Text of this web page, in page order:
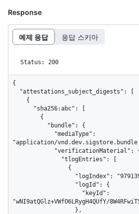
Response
예제 응답 응답 스키마
Status: 200
{
  "attestations_subject_digests": [
    {
      "sha256:abc": [
        {
          "bundle": {
            "mediaType": "application/vnd.dev.sigstore.bundle.v0.3+json",
            "verificationMaterial": {
              "tlogEntries": [
                {
                  "logIndex": "97913980",
                  "logId": {
                    "keyId": "wNI9atQGlz+VWfO6LRygH4QUfY/8W4RFwiT5i5WRgB0="
                  },
                  "kindVersion": {
                    "kind": "dsse",
                    "version": "0.0.1"
                  },
                  "integratedTime": "1716998992",
                  "inclusionPromise": {
                    "signedEntryTimestamp": "MEYCIQCeEsQAy+qXtULkh52wbnHrkt2R2JQ05P9STK/xmdpQ2AIhANiG5Gw6cQiMnwvUz1+9UKtG/vlC8dduq07wsFOViwSL"
                  },
                  "inclusionProof": {
                    "logIndex": "93750549",
                    "rootHash": "KgKiXoOl8rM5d4y6Xlbm2QLftvj/FYvTs6z7dJlNO60=",
                    "treeSize": "93750551",
                    "hashes": [
                      "8LI21mzwxnUSo0fuZeFsUrz2ujZ4QAL+oGeTG+5toZg=",
                      "nCb369rcIytNhGwWoqBv+eV49X3ZKpo/HJGKm9V+dck=",
                      "hnNQ9mUdSwYCfdV21pd87NucrdRRNZATowlaRR1hJ4A=",
                      "MBhhK33vlD4Tq/JKgAaXUI4VjmosWKe6+7RNpQ2ncNM=",
                      "XKWUE3stvGV1OHsIGiCGfn047Ok6uD4mFkh7BaicaEc=",
                      "Tgve40VPFfuei+0nhupdGpfPPR+hPpZjxgTiDT8WNoY=",
                      "wV+S/7tLtYGzkLaSb6UDqexNyhMvumHK/RpTNvEZuLU=",
                      "uwaWufty6sn6XqO1Tb9M3Vz6sBKPu0HT36mStxJNd7s=",
                      "jUfeMOXQP0XF1JAnCEETVbfRKMUwCzrVUzYi8vnDMVs=",
                      "xQKjzJAwwdlQG/YUYBKPXxbCmhMYKo1wnv+6vDuKWhQ=",
                      "cX3Agx+hP66t1ZLbX/yHbfjU46/3m/VAmWyG/fhxAVc=",
                      "sjohk/3DQIfXTgf/5XpwtdF7yNbrf8YykOMHr1CyBYQ=",
                      "98enzMaC+x5oCMvIZQA5z8vu2apDMCFvE/935NfuPw8="
                    ],
                    "checkpoint": {
                      "envelope": "rekor.sigstore.dev - 2605736670972794746\\n93750551\\nKgKiXoOl8rM5d4y6Xlbm2QLftvj/FYvTs6z7dJlNO60=\\n\\n— rekor.sigstore.dev wNI9ajBEAiBkLzdjY8A9HReU7rmtjwZ+JpSuYtEr9SmvSwUIW7FBjgIgKo+vhkW3tqc+gc8fw9gza3xLoncA8a+MTaJYCaLGA9c=\\n"
                    }
                  },
                  "canonicalizedBody": "eyJhcGlWZXJzaW9uIjoiMC4wLjEiLCJraW5kIjoiZHNzZSIsInNwZWMiOnsiZW52ZWxvcGVIYXNoIjp7ImFsZ29yaXRobSI6InNoYTI1NiIsInZhbHVlIjoiM2I1YzkwNDk5MGFiYzE4NjI1ZWE3Njg4MzE1OGEwZmI4MTEwMjM4MGJkNjQwZjI5OWJlMzYwZWVkOTMxNjYwYiJ9LCJwYXlsb2FkSGFzaCI6eyJhbGdvcml0aG0iOiJzaGEyNTYiLCJ2YWx1ZSI6IjM4ZGNlZDJjMzE1MGU2OTQxMDViYjZiNDNjYjY3NzBiZTYzZDdhNGM4NjNiMTc2YTkwMmU1MGQ5ZTAyN2ZiMjMifSwic2lnbmF0dXJlcyI6W3sic2lnbmF0dXJlIjoiTUVRQ0lFR0lHQW03Z1pWTExwc3JQY2puZEVqaXVjdEUyL2M5K2o5S0d2YXp6M3JsQWlBZDZPMTZUNWhrelJNM0liUlB6bSt4VDQwbU5RWnhlZmQ3bGFEUDZ4MlhMUT09IiwidmVyaWZpZXIiOiJMUzB0TFMxQ1JVZEpUaUJEUlZKVVNVWkpRMEZVUlMwdExTMHRDazFKU1VkcVZFTkRRbWhUWjBGM1NVSkJaMGxWVjFsNGNVdHpjazFUTTFOMmJEVkphalZQUkdaQ1owMUtUeTlKZDBObldVbExiMXBKZW1vd1JVRjNUWGNLVG5wRlZrMUNUVWRCTVZWRlEyaE5UV015Ykc1ak0xSjJZMjFWZFZwSFZqSk5ValIzU0VGWlJGWlJVVVJGZUZaNllWZGtlbVJIT1hsYVV6RndZbTVTYkFwamJURnNXa2RzYUdSSFZYZElhR05PVFdwUmQwNVVTVFZOVkZsM1QxUlZlVmRvWTA1TmFsRjNUbFJKTlUxVVdYaFBWRlY1VjJwQlFVMUdhM2RGZDFsSUNrdHZXa2w2YWpCRFFWRlpTVXR2V2tsNmFqQkVRVkZqUkZGblFVVmtiV2RvVGs1M00yNVZMMHQxWlZGbmMzQkhTRmMzWjJnNVdFeEVMMWRrU1RoWlRVSUtLekJ3TUZZMGJ6RnJTRzgyWTAweGMwUktaM0pEWjFCUlZYcDRjSFZaZFc4cmVIZFFTSGxzTDJ0RWVXWXpSVXhxYTJGUFEwSlVUWGRuWjFWMlRVRTBSd3BCTVZWa1JIZEZRaTkzVVVWQmQwbElaMFJCVkVKblRsWklVMVZGUkVSQlMwSm5aM0pDWjBWR1FsRmpSRUY2UVdSQ1owNVdTRkUwUlVablVWVnhaa05RQ25aWVMwRjJVelJEWkdoUk1taGlXbGRLVTA5RmRsWnZkMGgzV1VSV1VqQnFRa0puZDBadlFWVXpPVkJ3ZWpGWmEwVmFZalZ4VG1wd1MwWlhhWGhwTkZrS1drUTRkMWRuV1VSV1VqQlNRVkZJTDBKR1FYZFViMXBOWVVoU01HTklUVFpNZVRsdVlWaFNiMlJYU1hWWk1qbDBUREpPYzJGVE9XcGlSMnQyVEcxa2NBcGtSMmd4V1drNU0ySXpTbkphYlhoMlpETk5kbHBIVm5kaVJ6azFZbGRXZFdSRE5UVmlWM2hCWTIxV2JXTjVPVzlhVjBaclkzazVNR051Vm5WaGVrRTFDa0puYjNKQ1owVkZRVmxQTDAxQlJVSkNRM1J2WkVoU2QyTjZiM1pNTTFKMllUSldkVXh0Um1wa1IyeDJZbTVOZFZveWJEQmhTRlpwWkZoT2JHTnRUbllLWW01U2JHSnVVWFZaTWpsMFRVSTRSME5wYzBkQlVWRkNaemM0ZDBGUlNVVkZXR1IyWTIxMGJXSkhPVE5ZTWxKd1l6TkNhR1JIVG05TlJGbEhRMmx6UndwQlVWRkNaemM0ZDBGUlRVVkxSMXBvV2xkWmVWcEhVbXRQUkVacFRVUmplazVxWXpCUFJGRjRUVEpGTTFsNldUQk9iVTVyVFVkS2JWbDZTVEpaZWtGM0NsbFVRWGRIUVZsTFMzZFpRa0pCUjBSMmVrRkNRa0ZSUzFKSFZuZGlSemsxWWxkV2RXUkVRVlpDWjI5eVFtZEZSVUZaVHk5TlFVVkdRa0ZrYW1KSGEzWUtXVEo0Y0UxQ05FZERhWE5IUVZGUlFtYzNPSGRCVVZsRlJVaEtiRnB1VFhaaFIxWm9Xa2hOZG1SSVNqRmliWE4zVDNkWlMwdDNXVUpDUVVkRWRucEJRZ3BEUVZGMFJFTjBiMlJJVW5kamVtOTJURE5TZG1FeVZuVk1iVVpxWkVkc2RtSnVUWFZhTW13d1lVaFdhV1JZVG14amJVNTJZbTVTYkdKdVVYVlpNamwwQ2sxR2QwZERhWE5IUVZGUlFtYzNPSGRCVVd0RlZHZDRUV0ZJVWpCalNFMDJUSGs1Ym1GWVVtOWtWMGwxV1RJNWRFd3lUbk5oVXpscVlrZHJka3h0WkhBS1pFZG9NVmxwT1ROaU0wcHlXbTE0ZG1RelRYWmFSMVozWWtjNU5XSlhWblZrUXpVMVlsZDRRV050Vm0xamVUbHZXbGRHYTJONU9UQmpibFoxWVhwQk5BcENaMjl5UW1kRlJVRlpUeTlOUVVWTFFrTnZUVXRIV21oYVYxbDVXa2RTYTA5RVJtbE5SR042VG1wak1FOUVVWGhOTWtVeldYcFpNRTV0VG10TlIwcHRDbGw2U1RKWmVrRjNXVlJCZDBoUldVdExkMWxDUWtGSFJIWjZRVUpEZDFGUVJFRXhibUZZVW05a1YwbDBZVWM1ZW1SSFZtdE5RMjlIUTJselIwRlJVVUlLWnpjNGQwRlJkMFZJUVhkaFlVaFNNR05JVFRaTWVUbHVZVmhTYjJSWFNYVlpNamwwVERKT2MyRlRPV3BpUjJ0M1QwRlpTMHQzV1VKQ1FVZEVkbnBCUWdwRVVWRnhSRU5vYlZsWFZtMU5iVkpyV2tSbmVGbHFRVE5OZWxrelRrUm5NRTFVVG1oT01rMHlUa1JhYWxwRVFtbGFiVTE1VG0xTmQwMUhSWGROUTBGSENrTnBjMGRCVVZGQ1p6YzRkMEZSTkVWRlozZFJZMjFXYldONU9XOWFWMFpyWTNrNU1HTnVWblZoZWtGYVFtZHZja0puUlVWQldVOHZUVUZGVUVKQmMwMEtRMVJKZUUxcVdYaE5la0V3VDFSQmJVSm5iM0pDWjBWRlFWbFBMMDFCUlZGQ1FtZE5SbTFvTUdSSVFucFBhVGgyV2pKc01HRklWbWxNYlU1MllsTTVhZ3BpUjJ0M1IwRlpTMHQzV1VKQ1FVZEVkbnBCUWtWUlVVdEVRV2N4VDFSamQwNUVZM2hOVkVKalFtZHZja0puUlVWQldVOHZUVUZGVTBKRk5FMVVSMmd3Q21SSVFucFBhVGgyV2pKc01HRklWbWxNYlU1MllsTTVhbUpIYTNaWk1uaHdUSGsxYm1GWVVtOWtWMGwyWkRJNWVXRXlXbk5pTTJSNlRESlNiR05IZUhZS1pWY3hiR0p1VVhWbFZ6RnpVVWhLYkZwdVRYWmhSMVpvV2toTmRtUklTakZpYlhOM1QwRlpTMHQzV1VKQ1FVZEVkbnBCUWtWM1VYRkVRMmh0V1ZkV2JRcE5iVkpyV2tSbmVGbHFRVE5OZWxrelRrUm5NRTFVVG1oT01rMHlUa1JhYWxwRVFtbGFiVTE1VG0xTmQwMUhSWGROUTBWSFEybHpSMEZSVVVKbk56aDNDa0ZTVVVWRmQzZFNaREk1ZVdFeVduTmlNMlJtV2tkc2VtTkhSakJaTW1kM1ZGRlpTMHQzV1VKQ1FVZEVkbnBCUWtaUlVTOUVSREZ2WkVoU2QyTjZiM1lLVERKa2NHUkhhREZaYVRWcVlqSXdkbGt5ZUhCTU1rNXpZVk01YUZrelVuQmlNalY2VEROS01XSnVUWFpQVkVrMFQxUkJNMDVVWXpGTmFUbG9aRWhTYkFwaVdFSXdZM2s0ZUUxQ1dVZERhWE5IUVZGUlFtYzNPSGRCVWxsRlEwRjNSMk5JVm1saVIyeHFUVWxIVEVKbmIzSkNaMFZGUVdSYU5VRm5VVU5DU0RCRkNtVjNRalZCU0dOQk0xUXdkMkZ6WWtoRlZFcHFSMUkwWTIxWFl6TkJjVXBMV0hKcVpWQkxNeTlvTkhCNVowTTRjRGR2TkVGQlFVZFFlRkl4ZW1KblFVRUtRa0ZOUVZORVFrZEJhVVZCS3pobmJGRkplRTlCYUZoQ1FVOVRObE1yT0ZweGQwcGpaSGQzVTNJdlZGZHBhSE16WkV4eFZrRjJiME5KVVVSaWVUbG9NUXBKWTNWRVJYSXJlbk5YYVV3NFVIYzFRMU5VZEd0c2RFbzBNakZ6UlRneFZuWjFOa0Z3VkVGTFFtZG5jV2hyYWs5UVVWRkVRWGRPYmtGRVFtdEJha0VyQ2tSSU4xQXJhR2cwVmtoWFprTlhXSFJ5UzFSdlFrdDFZa0pyUzNCbVYwTlpVWGhxV0UweWRsWXZibEJ4WWxwR1dVOVdXazlpWlRaQlRuSm5lV1J2V1VNS1RVWlZUV0l6ZUhwelJrNVJXWFp6UlZsUGFUSkxibkoyUmpCMFoyOXdiVmhIVm05NmJsb3JjUzh5UVVsRVZ6bEdNVVUzV1RaWk1EWXhaVzkxUVZsa1NBcFhkejA5Q2kwdExTMHRSVTVFSUVORlVsUkpSa2xEUVZSRkxTMHRMUzBLIn1dfX0="
                }
              ],
              "timestampVerificationData": {},
              "certificate": {
                "rawBytes": "MIIGjTCCBhSgAwIBAgIUWYxqKsrMS3Svl5Ij5ODfBgMJO/IwCgYIKoZIzj0EAwMwNzEVMBMGA1UEChMMc2lnc3RvcmUuZGV2MR4wHAYDVQQDExVzaWdzdG9yZS1pbnRlcm1lZGlhdGUwHhcNMjQwNTI5MTYwOTUyWhcNMjQwNTI5MTYxOTUyWjAAMFkwEwYHKoZIzj0CAQYIKoZIzj0DAQcDQgAEdmghNNw3nU/KueQgspGHW7gh9XLD/WdI8YMB+0p0V4o1kHo6cM1sDJgrCgPQUzxpuYuo+xwPHyl/kDyf3ELjkaOCBTMwggUvMA4GA1UdDwEB/wQEAwIHgDATBgNVHSUEDDAKBggrBgEFBQcDAzAdBgNVHQ4EFgQUqfCPvXKAvS4CdhQ2hbZWJSOEvVowHwYDVR0jBBgwFoAU39Ppz1YkEZb5qNjpKFWixi4YZD8wWgYDVR0RAQH/BFAwToZMaHR0cHM6Ly9naXRodWIuY29tL2NsaS9jbGkvLmdpdGh1Yi93b3JrZmxvd3MvZGVwbG95bWVudC55bWxAcmVmcy9oZWFkcy90cnVuazA5BgorBgEEAYO/MAEBBCtodHRwczovL3Rva2VuLmFjdGlvbnMuZ2l0aHVidXNlcmNvbnRlbnQuY29tMB8GCisGAQQBg78wAQIEEXdvcmtmbG93X2Rpc3BhdGNoMDYGCisGAQQBg78wAQMEKGZhZWYyZGRkODFiMDczNjc0ODQxM2E3YzY0NmNkMGJmYzI2YzAwYTAwGAYKKwYBBAGDvzABBAQKRGVwbG95bWVudDAVBgorBgEEAYO/MAEFBAdjbGkvY2xpMB4GCisGAQQBg78wAQYEEHJlZnMvaGVhZHMvdHJ1bmswOwYKKwYBBAGDvzABCAQtDCtodHRwczovL3Rva2VuLmFjdGlvbnMuZ2l0aHVidXNlcmNvbnRlbnQuY29tMFwGCisGAQQBg78wAQkETgxMaHR0cHM6Ly9naXRodWIuY29tL2NsaS9jbGkvLmdpdGh1Yi93b3JrZmxvd3MvZGVwbG95bWVudC55bWxAcmVmcy9oZWFkcy90cnVuazA4BgorBgEEAYO/MAEKBCoMKGZhZWYyZGRkODFiMDczNjc0ODQxM2E3YzY0NmNkMGJmYzI2YzAwYTAwHQYKKwYBBAGDvzABCwQPDA1naXRodWItaG9zdGVkMCoGCisGAQQBg78wAQwEHAwaaHR0cHM6Ly9naXRodWIuY29tL2NsaS9jbGkwOAYKKwYBBAGDvzABDQQqDChmYWVmMmRkZDgxYjA3MzY3NDg0MTNhN2M2NDZjZDBiZmMyNmMwMGEwMCAGCisGAQQBg78wAQ4EEgwQcmVmcy9oZWFkcy90cnVuazAZBgorBgEEAYO/MAEPBAsMCTIxMjYxMzA0OTAmBgorBgEEAYO/MAEQBBgMFmh0dHBzOi8vZ2l0aHViLmNvbS9jbGkwGAYKKwYBBAGDvzABEQQKDAg1OTcwNDcxMTBcBgorBgEEAYO/MAESBE4MTGh0dHBzOi8vZ2l0aHViLmNvbS9jbGkvY2xpLy5naXRodWIvd29ya2Zsb3dzL2RlcGxveW1lbnQueW1sQHJlZnMvaGVhZHMvdHJ1bmswOAYKKwYBBAGDvzABEwQqDChmYWVmMmRkZDgxYjA3MzY3NDg0MTNhN2M2NDZjZDBiZmMyNmMwMGEwMCEGCisGAQQBg78wARQEEwwRd29ya2Zsb3dfZGlzcGF0Y2gwTQYKKwYBBAGDvzABFQQ/DD1odHRwczovL2dpdGh1Yi5jb20vY2xpL2NsaS9hY3Rpb25zL3J1bnMvOTI4OTA3NTc1Mi9hdHRlbXB0cy8xMBYGCisGAQQBg78wARYECAwGcHVibGljMIGLBgorBgEEAdZ5AgQCBH0EewB5AHcA3T0wasbHETJjGR4cmWc3AqJKXrjePK3/h4pygC8p7o4AAAGPxR1zbgAABAMASDBGAiEA+8glQIxOAhXBAOS6S+8ZqwJcdwwSr/TWihs3dLqVAvoCIQDby9h1IcuDEr+zsWiL8Pw5CSTtkltJ421sE81Vvu6ApTAKBggqhkjOPQQDAwNnADBkAjA+DH7P+hh4VHWfCWXtrKToBKubBkKpfWCYQxjXM2vV/nPqbZFYOVZObe6ANrgydoYCMFUMb3xzsFNQYvsEYOi2KnrvF0tgopmXGVoznZ+q/2AIDW9F1E7Y6Y061eouAYdHWw=="
              }
            },
            "dsseEnvelope": {
              "payload": "eyJfdHlwZSI6Imh0dHBzOi8vaW4tdG90by5pby9TdGF0ZW1lbnQvdjEiLCJzdWJqZWN0IjpbeyJuYW1lIjoiZ2hfMi41MC4wX3dpbmRvd3NfYXJtNjQuemlwIiwiZGlnZXN0Ijp7InNoYTI1NiI6IjhhYWQxMjBiNDE2Mzg2YjQyNjllZjYyYzhmZGViY2FkMzFhNzA4NDcyOTc4MTdhMTQ5ZGFmOTI3ZWRjODU1NDgifX1dLCJwcmVkaWNhdGVUeXBlIjoiaHR0cHM6Ly9zbHNhLmRldi9wcm92ZW5hbmNlL3YxIiwicHJlZGljYXRlIjp7ImJ1aWxkRGVmaW5pdGlvbiI6eyJidWlsZFR5cGUiOiJodHRwczovL3Nsc2EtZnJhbWV3b3JrLmdpdGh1Yi5pby9naXRodWItYWN0aW9ucy1idWlsZHR5cGVzL3dvcmtmbG93L